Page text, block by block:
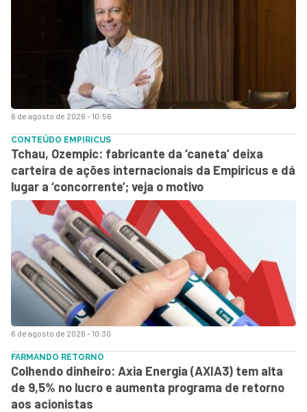
6 de agosto de 2026 - 10:56
6 de agosto de 2026 - 10:30
CONTEÚDO EMPIRICUS
Tchau, Ozempic: fabricante da ‘caneta’ deixa
carteira de ações internacionais da Empiricus e dá
lugar a ‘concorrente’; veja o motivo
FARMANDO RETORNO
Colhendo dinheiro: Axia Energia (AXIA3) tem alta
de 9,5% no lucro e aumenta programa de retorno
aos acionistas